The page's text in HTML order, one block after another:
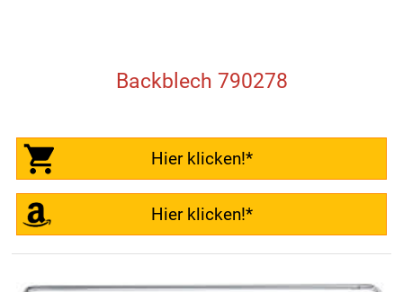
Backblech 790278
Hier klicken!*
Hier klicken!*